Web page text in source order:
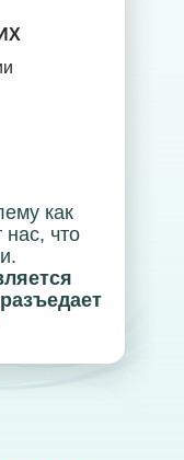
как
нас, что